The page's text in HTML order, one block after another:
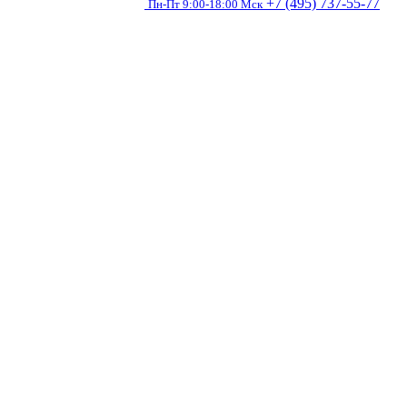
Пн-Пт 9:00-18:00 Мск +7 (495) 737-55-77